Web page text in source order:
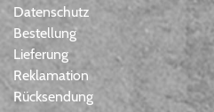
Datenschutz
Bestellung
Lieferung
Reklamation
Rücksendung